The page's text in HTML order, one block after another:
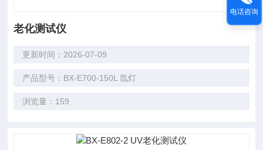
老化测试仪
更新时间：2026-07-09
产品型号：BX-E700-150L 氙灯
浏览量：159
电话咨询